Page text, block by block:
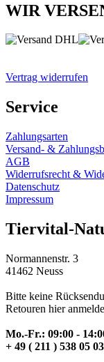
WIR
Vertrag widerrufen
Service
Zahlungsarten
Versand- &
AGB
Widerrufsrecht &
Datenschutz
Impressum
Tiervital-
Normannenstr. 3
41462 Neuss
Bitte keine
Retouren hier
Mo.-Fr.: 09:00 -
+ 49 ( 211 ) 538 05